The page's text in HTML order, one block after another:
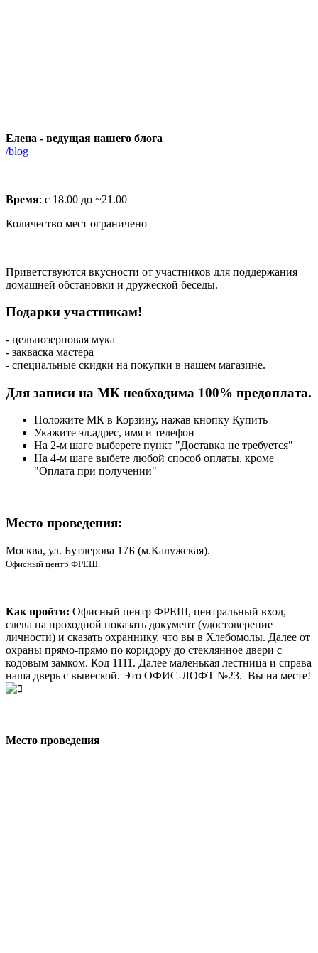
Елена - ведущая нашего блога
/blog
Время: с 18.00 до ~21.00
Количество мест ограничено
Приветствуются вкусности от участников для поддержания
домашней обстановки и дружеской беседы.
Подарки участникам!
- цельнозерновая мука
- закваска мастера
- специальные скидки на покупки в нашем магазине.
Для записи на МК необходима 100% предоплата.
Положите МК в Корзину, нажав кнопку Купить
Укажите эл.адрес, имя и телефон
На 2-м шаге выберете пункт "Доставка не требуется"
На 4-м шаге выбете любой способ оплаты, кроме
"Оплата при получении"
Место проведения:
Москва, ул. Бутлерова 17Б (м.Калужская).
Офисный центр ФРЕШ.
Как пройти: Офисный центр ФРЕШ, центральный вход,
слева на проходной показать документ (удостоверение
личности) и сказать охраннику, что вы в Хлебомолы. Далее от
охраны прямо-прямо по коридору до стеклянное двери с
кодовым замком. Код 1111. Далее маленькая лестница и справа
наша дверь с вывеской. Это ОФИС-ЛОФТ №23. Вы на месте!
Место проведения